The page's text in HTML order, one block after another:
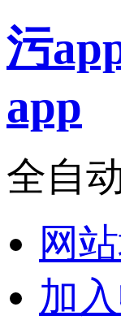
污
app
全自
网
加